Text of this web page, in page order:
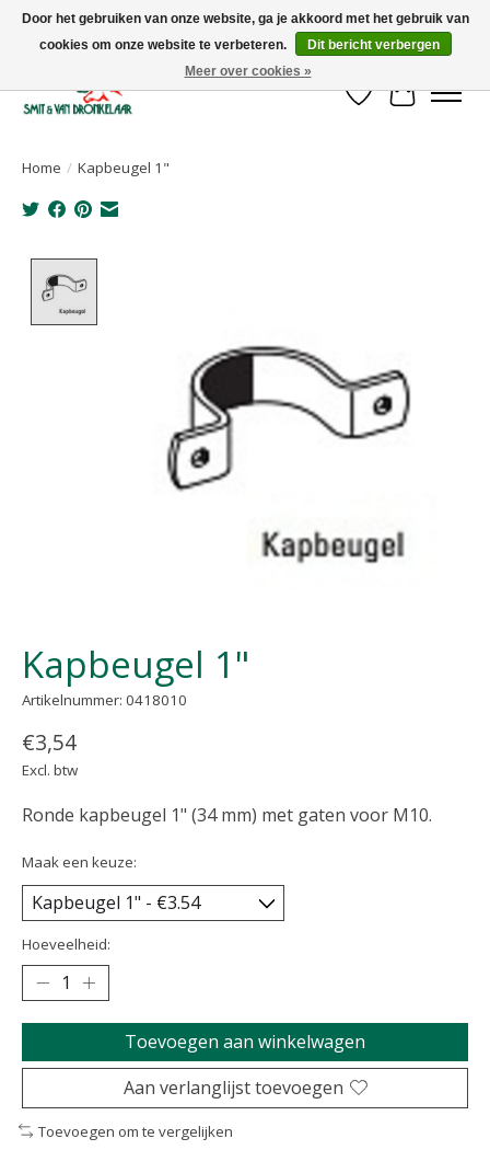
Uw leverancier voor stalinrichtingen en het opruwen van betonvloeren!
Verlanglijst
Home / Kapbeugel 1"
Kapbeugel 1"
Artikelnummer: 0418010
€3,54
Excl. btw
Ronde kapbeugel 1" (34 mm) met gaten voor M10.
Maak een keuze:
Hoeveelheid:
Toevoegen aan winkelwagen
Aan verlanglijst toevoegen
Toevoegen om te vergelijken
Door het gebruiken van onze website, ga je akkoord met het gebruik van
cookies om onze website te verbeteren.
Dit bericht verbergen
Meer over cookies »